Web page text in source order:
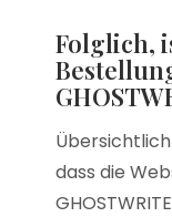
Folglich,
dass die